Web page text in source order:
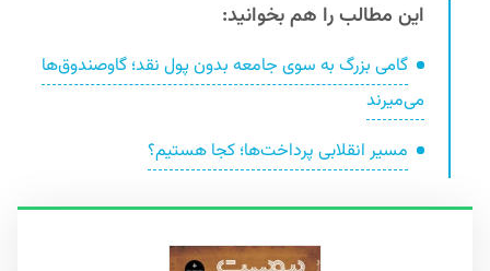
این مطالب را هم بخوانید:
گامی بزرگ به سوی جامعه بدون پول نقد؛ گاوصندوق‌ها
می‌میرند
مسیر انقلابی پرداخت‌ها؛ کجا هستیم؟